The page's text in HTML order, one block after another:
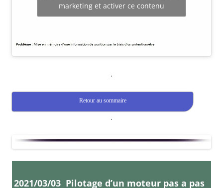
marketing et activer ce contenu
.
Retour au sommaire
.
2021/03/03 Pilotage d’un moteur pas a pas